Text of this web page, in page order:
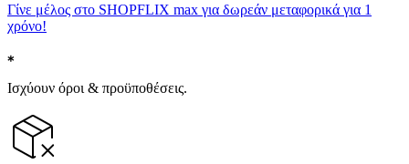
Γίνε μέλος στο SHOPFLIX max για δωρεάν μεταφορικά για 1
χρόνο!
Ισχύουν όροι & προϋποθέσεις.